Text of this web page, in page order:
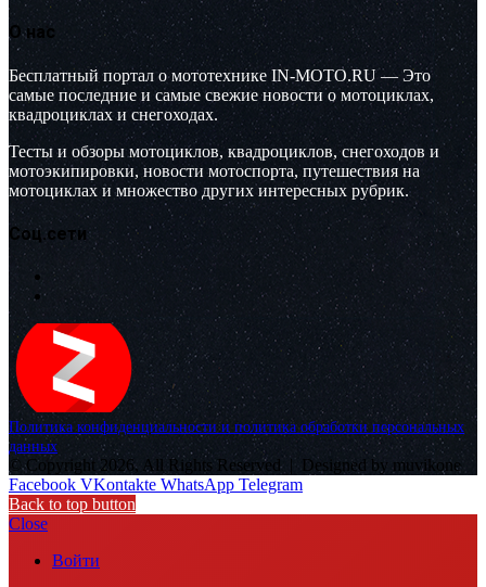
О нас
Бесплатный портал о мототехнике IN-MOTO.RU — Это
самые последние и самые свежие новости о мотоциклах,
квадроциклах и снегоходах.
Тесты и обзоры мотоциклов, квадроциклов, снегоходов и
мотоэкипировки, новости мотоспорта, путешествия на
мотоциклах и множество других интересных рубрик.
Соц.сети
Политика конфиденциальности и политика обработки персональных
данных
© Copyright 2026, All Rights Reserved |
Designed by muvikone
Facebook VKontakte WhatsApp Telegram
Back to top button
Close
Войти